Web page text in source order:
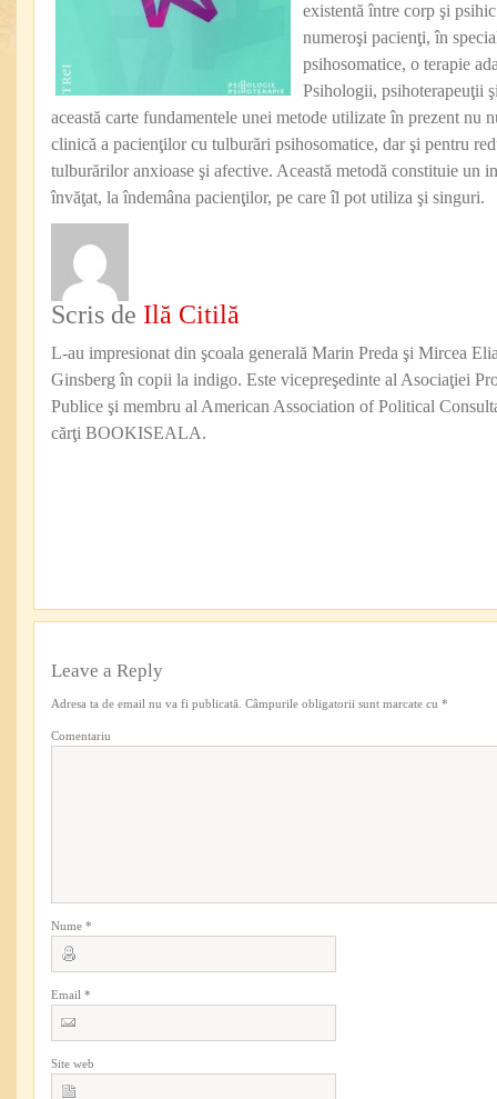
existentă între corp şi
numeroşi pacienţi, în
psihosomatice, o terapie
Psihologii, psihoterapeuţii
această carte fundamentele unei metode utilizate în prezent nu
clinică a pacienţilor cu tulburări psihosomatice, dar şi pentru
tulburărilor anxioase şi afective. Această metodă constituie un
învăţat, la îndemâna pacienţilor, pe care îl pot utiliza şi singuri.
Scris de Ilă Citilă
L-au impresionat din şcoala generală Marin Preda şi Mircea
Ginsberg în copii la indigo. Este vicepreşedinte al Asociaţiei
Publice şi membru al American Association of Political
cărţi BOOKISEALA.
Leave a Reply
Adresa ta de email nu va fi publicată. Câmpurile obligatorii sunt marcate cu *
Comentariu
Nume *
Email *
Site web